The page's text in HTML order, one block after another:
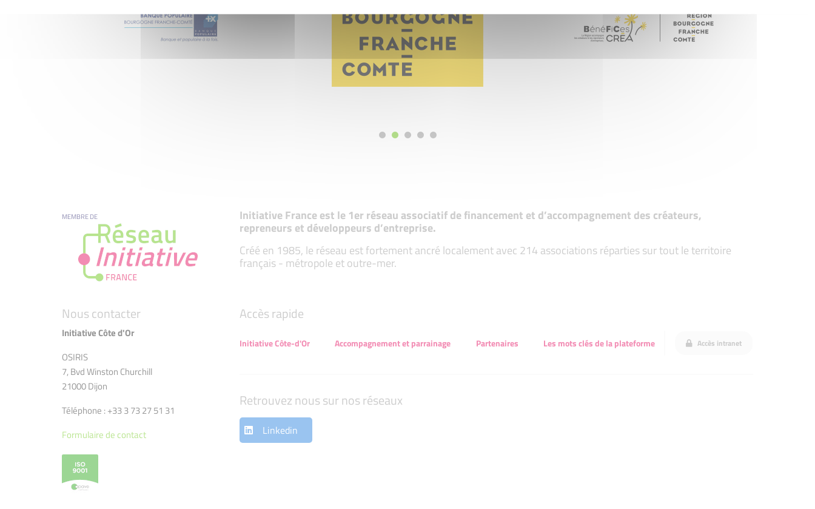
MEMBRE DE Initiative France est le 1er réseau associatif de financement et d’accompagnement des créateurs,
repreneurs et développeurs d’entreprise.
Créé en 1985, le réseau est fortement ancré localement avec 214 associations réparties sur tout le territoire
français - métropole et outre-mer.
Nous contacter
Initiative Côte d'Or
OSIRIS
7, Bvd Winston Churchill
21000 Dijon
Téléphone : +33 3 73 27 51 31
Formulaire de contact
Accès rapide
Initiative Côte-d'Or Accompagnement et parrainage Partenaires Les mots clés de la plateforme Accès intranet
Retrouvez nous sur nos réseaux
Linkedin